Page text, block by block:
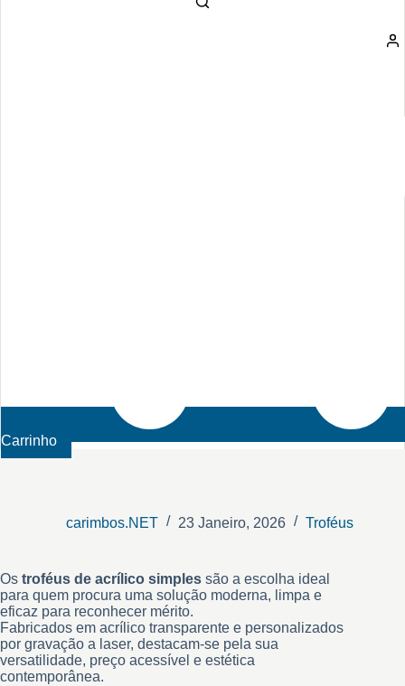
Carrinho
carimbos.NET 23 Janeiro, 2026 Troféus
Os troféus de acrílico simples são a escolha ideal
para quem procura uma solução moderna, limpa e
eficaz para reconhecer mérito.
Fabricados em acrílico transparente e personalizados
por gravação a laser, destacam-se pela sua
versatilidade, preço acessível e estética
contemporânea.